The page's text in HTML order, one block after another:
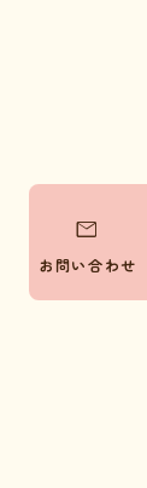

お問い合わせ